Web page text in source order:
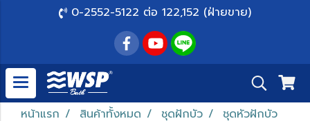
0-2552-5122 ต่อ 122,152 (ฝ่ายขาย)
หน้าแรก สินค้าทั้งหมด ชุดฝักบัว
ชุดหัวฝักบัว